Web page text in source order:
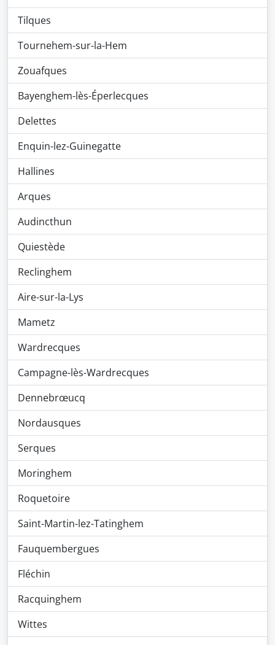
Tilques
Tournehem-sur-la-Hem
Zouafques
Bayenghem-lès-Éperlecques
Delettes
Enquin-lez-Guinegatte
Hallines
Arques
Audincthun
Quiestède
Reclinghem
Aire-sur-la-Lys
Mametz
Wardrecques
Campagne-lès-Wardrecques
Dennebrœucq
Nordausques
Serques
Moringhem
Roquetoire
Saint-Martin-lez-Tatinghem
Fauquembergues
Fléchin
Racquinghem
Wittes